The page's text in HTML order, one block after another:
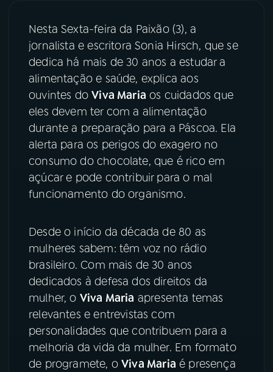
04 PROGRAMAS
PODCASTS
06VIDEOCASTS
ÚLTIMAS
08FESTIVAL DE MÚSICA
ACOMPANHE A RÁDIO NACIONAL
YouTube Facebook
TikTok
Nesta Sexta-feira da Paixão (3), a
jornalista e escritora Sonia Hirsch, que se
dedica há mais de 30 anos a estudar a
alimentação e saúde, explica aos
ouvintes doViva Maria os cuidados que
eles devem ter com a alimentação
durante a preparação para a Páscoa. Ela
alerta para os perigos do exagero no
consumo do chocolate, que é rico em
açúcar e pode contribuir para o mal
funcionamento do organismo.
Desde o início da década de 80 as
mulheres sabem: têm voz no rádio
brasileiro. Com mais de 30 anos
dedicados à defesa dos direitos da
mulher, o Viva Maria apresenta temas
relevantes e entrevistas com
personalidades que contribuem para a
melhoria da vida da mulher. Em formato
de programete, oViva Maria é presença